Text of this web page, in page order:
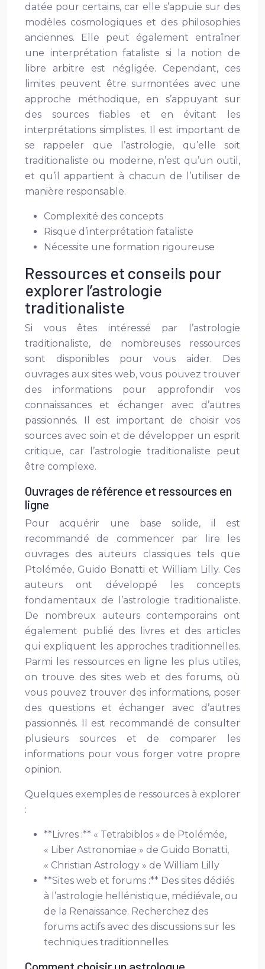
datée pour certains, car elle s’appuie sur des
modèles cosmologiques et des philosophies
anciennes. Elle peut également entraîner
une interprétation fataliste si la notion de
libre arbitre est négligée. Cependant, ces
limites peuvent être surmontées avec une
approche méthodique, en s’appuyant sur
des sources fiables et en évitant les
interprétations simplistes. Il est important de
se rappeler que l’astrologie, qu’elle soit
traditionaliste ou moderne, n’est qu’un outil,
et qu’il appartient à chacun de l’utiliser de
manière responsable.
Complexité des concepts
Risque d’interprétation fataliste
Nécessite une formation rigoureuse
Ressources et conseils pour
explorer l’astrologie
traditionaliste
Si vous êtes intéressé par l’astrologie
traditionaliste, de nombreuses ressources
sont disponibles pour vous aider. Des
ouvrages aux sites web, vous pouvez trouver
des informations pour approfondir vos
connaissances et échanger avec d’autres
passionnés. Il est important de choisir vos
sources avec soin et de développer un esprit
critique, car l’astrologie traditionaliste peut
être complexe.
Ouvrages de référence et ressources en
ligne
Pour acquérir une base solide, il est
recommandé de commencer par lire les
ouvrages des auteurs classiques tels que
Ptolémée, Guido Bonatti et William Lilly. Ces
auteurs ont développé les concepts
fondamentaux de l’astrologie traditionaliste.
De nombreux auteurs contemporains ont
également publié des livres et des articles
qui expliquent les approches traditionnelles.
Parmi les ressources en ligne les plus utiles,
on trouve des sites web et des forums, où
vous pouvez trouver des informations, poser
des questions et échanger avec d’autres
passionnés. Il est recommandé de consulter
plusieurs sources et de comparer les
informations pour vous forger votre propre
opinion.
Quelques exemples de ressources à explorer
:
**Livres :** « Tetrabiblos » de Ptolémée,
« Liber Astronomiae » de Guido Bonatti,
« Christian Astrology » de William Lilly
**Sites web et forums :** Des sites dédiés
à l’astrologie hellénistique, médiévale, ou
de la Renaissance. Recherchez des
forums actifs avec des discussions sur les
techniques traditionnelles.